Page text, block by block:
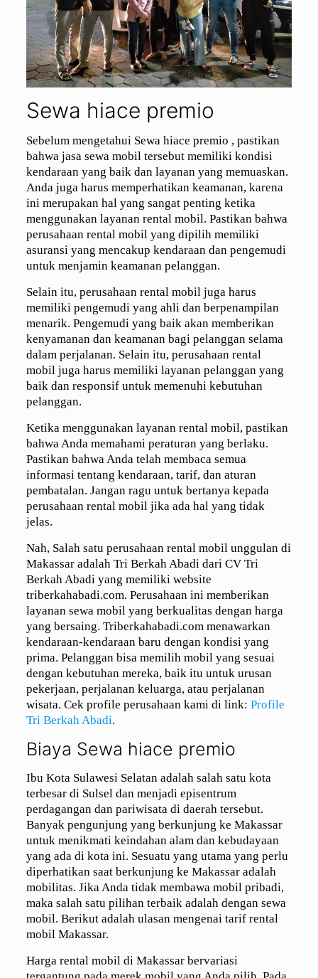
Sewa hiace premio
Sebelum mengetahui Sewa hiace premio , pastikan
bahwa jasa sewa mobil tersebut memiliki kondisi
kendaraan yang baik dan layanan yang memuaskan.
Anda juga harus memperhatikan keamanan, karena
ini merupakan hal yang sangat penting ketika
menggunakan layanan rental mobil. Pastikan bahwa
perusahaan rental mobil yang dipilih memiliki
asuransi yang mencakup kendaraan dan pengemudi
untuk menjamin keamanan pelanggan.
Selain itu, perusahaan rental mobil juga harus
memiliki pengemudi yang ahli dan berpenampilan
menarik. Pengemudi yang baik akan memberikan
kenyamanan dan keamanan bagi pelanggan selama
dalam perjalanan. Selain itu, perusahaan rental
mobil juga harus memiliki layanan pelanggan yang
baik dan responsif untuk memenuhi kebutuhan
pelanggan.
Ketika menggunakan layanan rental mobil, pastikan
bahwa Anda memahami peraturan yang berlaku.
Pastikan bahwa Anda telah membaca semua
informasi tentang kendaraan, tarif, dan aturan
pembatalan. Jangan ragu untuk bertanya kepada
perusahaan rental mobil jika ada hal yang tidak
jelas.
Nah, Salah satu perusahaan rental mobil unggulan di
Makassar adalah Tri Berkah Abadi dari CV Tri
Berkah Abadi yang memiliki website
triberkahabadi.com. Perusahaan ini memberikan
layanan sewa mobil yang berkualitas dengan harga
yang bersaing. Triberkahabadi.com menawarkan
kendaraan-kendaraan baru dengan kondisi yang
prima. Pelanggan bisa memilih mobil yang sesuai
dengan kebutuhan mereka, baik itu untuk urusan
pekerjaan, perjalanan keluarga, atau perjalanan
wisata. Cek profile perusahaan kami di link: Profile
Tri Berkah Abadi.
Biaya Sewa hiace premio
Ibu Kota Sulawesi Selatan adalah salah satu kota
terbesar di Sulsel dan menjadi episentrum
perdagangan dan pariwisata di daerah tersebut.
Banyak pengunjung yang berkunjung ke Makassar
untuk menikmati keindahan alam dan kebudayaan
yang ada di kota ini. Sesuatu yang utama yang perlu
diperhatikan saat berkunjung ke Makassar adalah
mobilitas. Jika Anda tidak membawa mobil pribadi,
maka salah satu pilihan terbaik adalah dengan sewa
mobil. Berikut adalah ulasan mengenai tarif rental
mobil Makassar.
Harga rental mobil di Makassar bervariasi